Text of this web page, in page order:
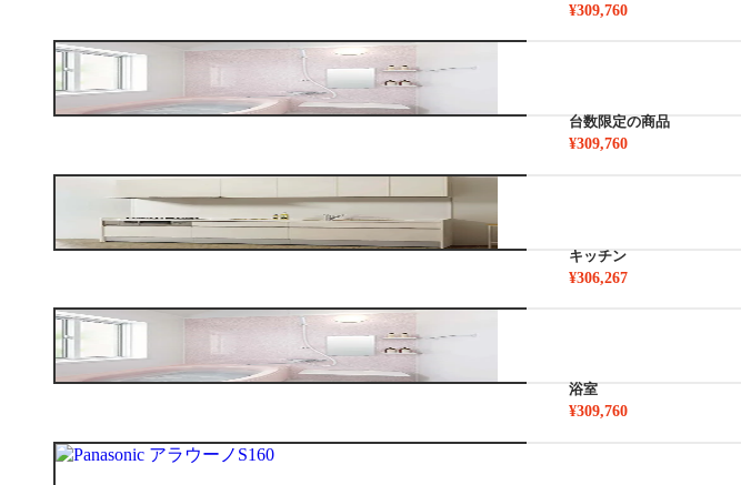
¥309,760
台数限定の商品
¥309,760
キッチン
¥306,267
浴室
¥309,760